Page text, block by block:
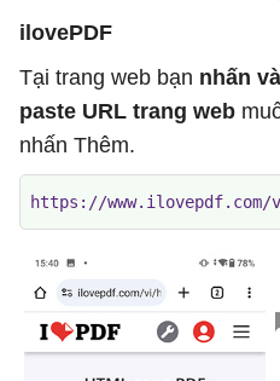
ilovePDF
Tại trang web bạn nhấn
paste URL trang web
nhấn Thêm.
https://